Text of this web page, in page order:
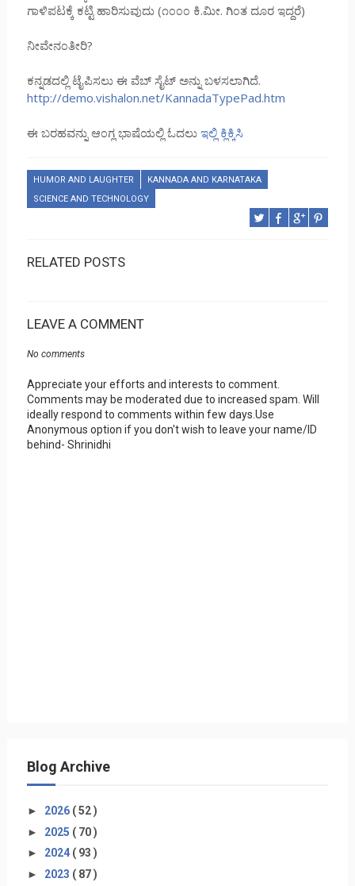
ಗಾಳಿಪಟಕ್ಕೆ ಕಟ್ಟಿ ಹಾರಿಸುವುದು (೧೦೦೦ ಕಿ.ಮೀ. ಗಿ೦ತ ದೂರ ಇದ್ದರೆ)
ನೀವೇನ೦ತೀರಿ?
ಕನ್ನಡದಲ್ಲಿ ಟೈಪಿಸಲು ಈ ವೆಬ್ ಸೈಟ್ ಅನ್ನು ಬಳಸಲಾಗಿದೆ.
http://demo.vishalon.net/KannadaTypePad.htm
ಈ ಬರಹವನ್ನು ಆ೦ಗ್ಲ ಭಾಷೆಯಲ್ಲಿ ಓದಲು ಇಲ್ಲಿ ಕ್ಲಿಕ್ಕಿಸಿ
HUMOR AND LAUGHTER
KANNADA AND KARNATAKA
SCIENCE AND TECHNOLOGY
RELATED POSTS
LEAVE A COMMENT
No comments
Appreciate your efforts and interests to comment.
Comments may be moderated due to increased spam. Will
ideally respond to comments within few days.Use
Anonymous option if you don't wish to leave your name/ID
behind- Shrinidhi
Blog Archive
► 2026 ( 52 )
► 2025 ( 70 )
► 2024 ( 93 )
► 2023 ( 87 )